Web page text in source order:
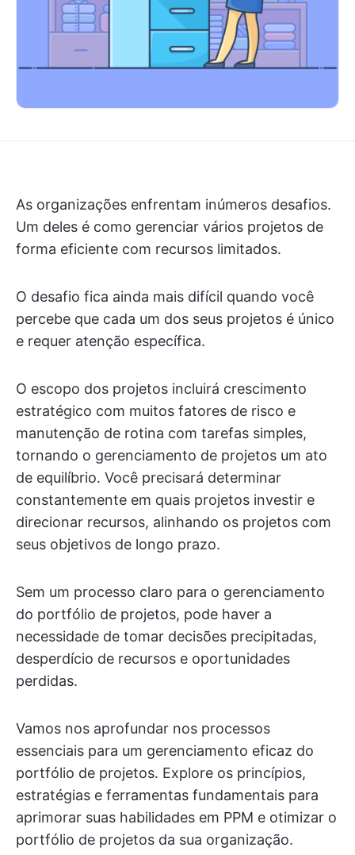
As organizações enfrentam inúmeros desafios.
Um deles é como gerenciar vários projetos de
forma eficiente com recursos limitados.
O desafio fica ainda mais difícil quando você
percebe que cada um dos seus projetos é único
e requer atenção específica.
O escopo dos projetos incluirá crescimento
estratégico com muitos fatores de risco e
manutenção de rotina com tarefas simples,
tornando o gerenciamento de projetos um ato
de equilíbrio. Você precisará determinar
constantemente em quais projetos investir e
direcionar recursos, alinhando os projetos com
seus objetivos de longo prazo.
Sem um processo claro para o gerenciamento
do portfólio de projetos, pode haver a
necessidade de tomar decisões precipitadas,
desperdício de recursos e oportunidades
perdidas.
Vamos nos aprofundar nos processos
essenciais para um gerenciamento eficaz do
portfólio de projetos. Explore os princípios,
estratégias e ferramentas fundamentais para
aprimorar suas habilidades em PPM e otimizar o
portfólio de projetos da sua organização.